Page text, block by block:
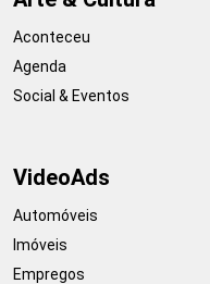
Aconteceu
Agenda
Social & Eventos
VideoAds
Automóveis
Imóveis
Empregos